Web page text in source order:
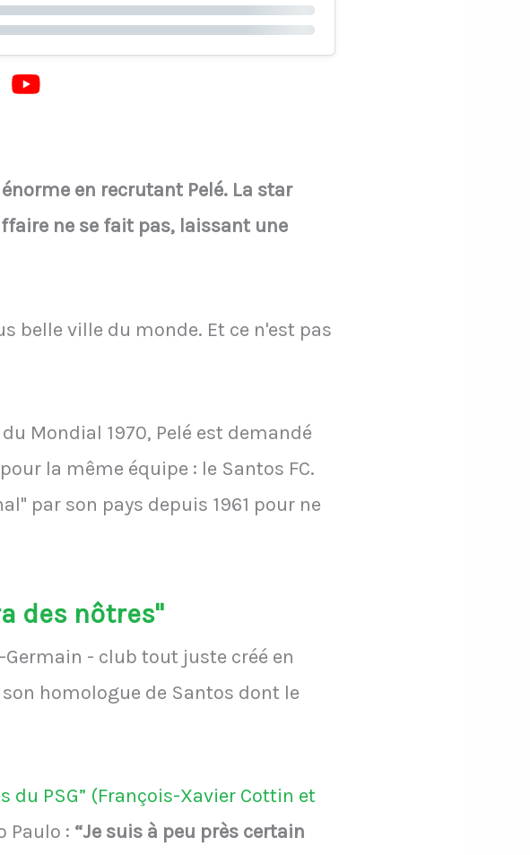
en recrutant Pelé. La star
ne se fait pas, laissant une
belle ville du monde. Et ce n'est pas
Mondial 1970, Pelé est demandé
la même équipe : le Santos FC.
par son pays depuis 1961 pour ne
des nôtres"
- club tout juste créé en
homologue de Santos dont le
du PSG” (François-Xavier Cottin et
Paulo : “Je suis à peu près certain